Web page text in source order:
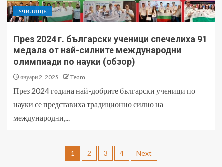
УЧИЛИЩЕ
През 2024 г. български ученици спечелиха 91
медала от най-силните международни
олимпиади по науки (обзор)
януари 2, 2025 Team
През 2024 година най-добрите български ученици по
науки се представиха традиционно силно на
международни,...
1 2 3 4 Next